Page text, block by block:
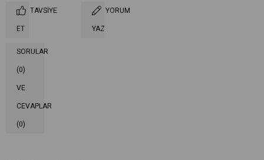
TAVSIYE
ET
YORUM
YAZ
SORULAR
(0)
VE
CEVAPLAR
(0)